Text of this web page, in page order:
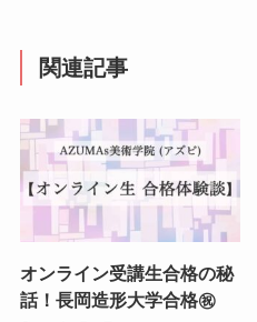
関連記事
オンライン受講生合格の秘
話！長岡造形大学合格㊗️